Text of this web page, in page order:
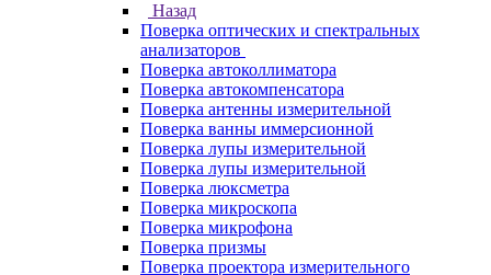
Назад
Поверка оптических и спектральных
анализаторов
Поверка автоколлиматора
Поверка автокомпенсатора
Поверка антенны измерительной
Поверка ванны иммерсионной
Поверка лупы измерительной
Поверка лупы измерительной
Поверка люксметра
Поверка микроскопа
Поверка микрофона
Поверка призмы
Поверка проектора измерительного